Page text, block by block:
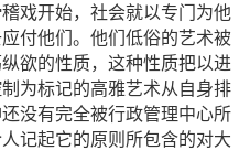
戏开始，社会就以专门为他
付他们。他们低俗的艺术被
欲的性质，这种性质把以进
为标记的高雅艺术从自身排
没有完全被行政管理中心所
记起它的原则所包含的对大